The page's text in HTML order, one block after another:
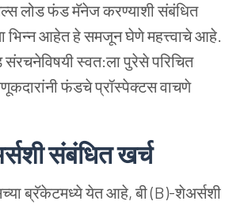
लोड फंड मॅनेज करण्याशी संबंधित
भिन्न आहेत हे समजून घेणे महत्त्वाचे आहे.
स्वत:ला पुरेसे परिचित
फंडचे प्रॉस्पेक्टस वाचणे
संबंधितखर्च
ब्रॅकेटमध्ये येत आहे, बी (B)-शेअर्सशी